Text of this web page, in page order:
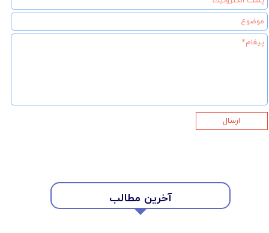
★ آخرین مطالب
ارسال